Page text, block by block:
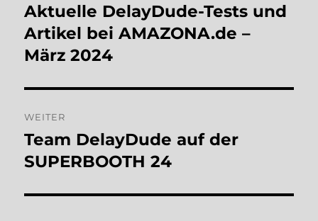
Vorheriger
Beitrag:
Aktuelle DelayDude-Tests und
Artikel bei AMAZONA.de –
März 2024
WEITER
Nächster
Beitrag:
Team DelayDude auf der
SUPERBOOTH 24